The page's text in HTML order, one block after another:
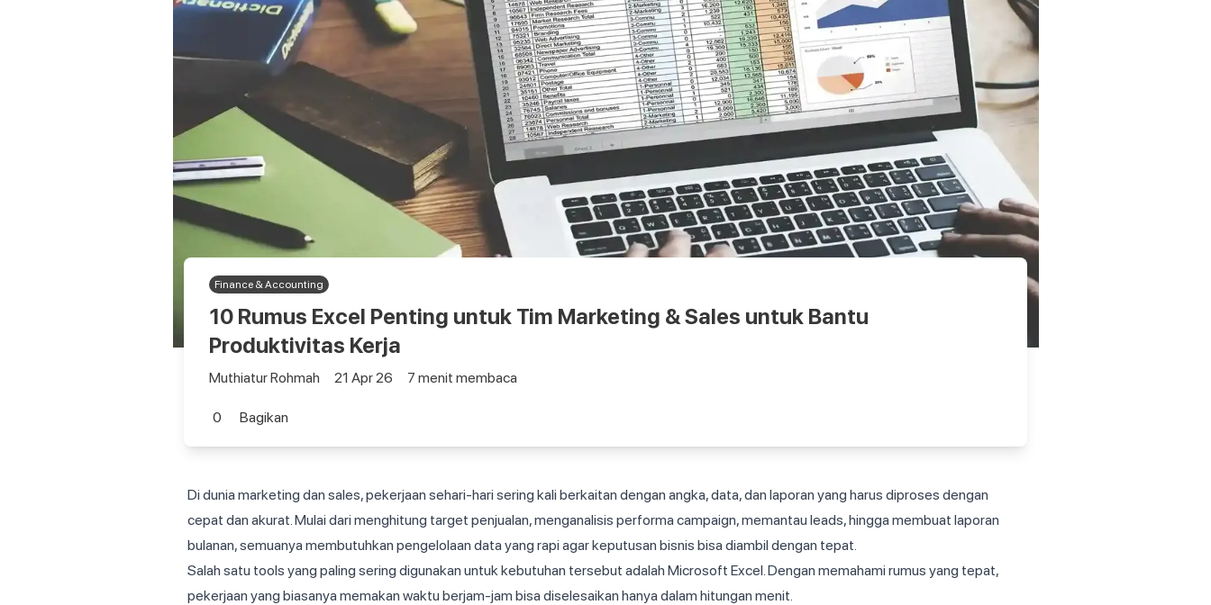
Finance & Accounting
10 Rumus Excel Penting untuk Tim Marketing & Sales untuk Bantu
Produktivitas Kerja
Muthiatur Rohmah 21 Apr 26 7 menit membaca
0 Bagikan
Di dunia marketing dan sales, pekerjaan sehari-hari sering kali berkaitan dengan angka, data, dan laporan yang harus diproses dengan
cepat dan akurat. Mulai dari menghitung target penjualan, menganalisis performa campaign, memantau leads, hingga membuat laporan
bulanan, semuanya membutuhkan pengelolaan data yang rapi agar keputusan bisnis bisa diambil dengan tepat.
Salah satu tools yang paling sering digunakan untuk kebutuhan tersebut adalah Microsoft Excel. Dengan memahami rumus yang tepat,
pekerjaan yang biasanya memakan waktu berjam-jam bisa diselesaikan hanya dalam hitungan menit.